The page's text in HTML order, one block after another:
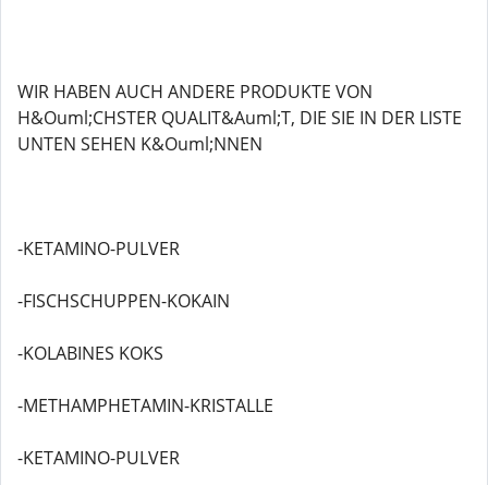
WIR HABEN AUCH ANDERE PRODUKTE VON
H&Ouml;CHSTER QUALIT&Auml;T, DIE SIE IN DER LISTE
UNTEN SEHEN K&Ouml;NNEN
-KETAMINO-PULVER
-FISCHSCHUPPEN-KOKAIN
-KOLABINES KOKS
-METHAMPHETAMIN-KRISTALLE
-KETAMINO-PULVER